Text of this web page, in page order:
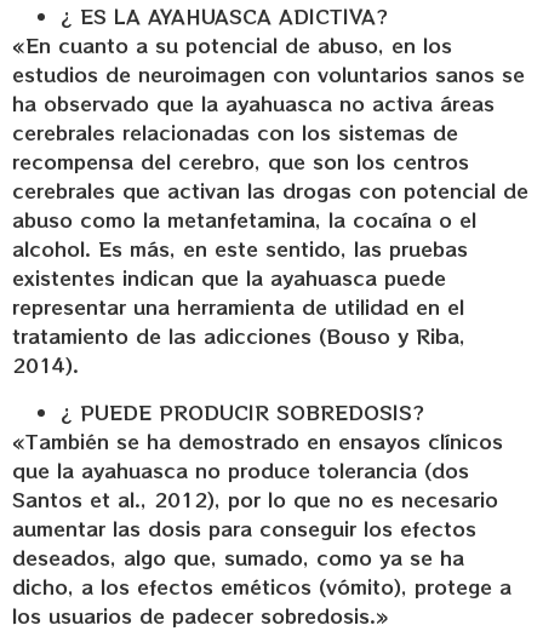
¿ ES LA AYAHUASCA ADICTIVA?
«En cuanto a su potencial de abuso, en los
estudios de neuroimagen con voluntarios sanos se
ha observado que la ayahuasca no activa áreas
cerebrales relacionadas con los sistemas de
recompensa del cerebro, que son los centros
cerebrales que activan las drogas con potencial de
abuso como la metanfetamina, la cocaína o el
alcohol. Es más, en este sentido, las pruebas
existentes indican que la ayahuasca puede
representar una herramienta de utilidad en el
tratamiento de las adicciones (Bouso y Riba,
2014).
¿ PUEDE PRODUCIR SOBREDOSIS?
«También se ha demostrado en ensayos clínicos
que la ayahuasca no produce tolerancia (dos
Santos et al., 2012), por lo que no es necesario
aumentar las dosis para conseguir los efectos
deseados, algo que, sumado, como ya se ha
dicho, a los efectos eméticos (vómito), protege a
los usuarios de padecer sobredosis.»